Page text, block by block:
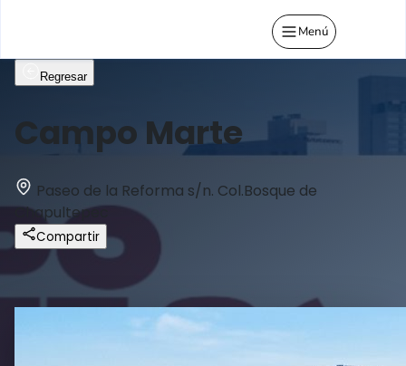
Menú
Regresar
Campo Marte
Paseo de la Reforma s/n. Col.Bosque de
Chapultepec
Compartir